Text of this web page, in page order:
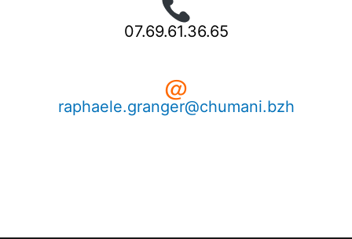
07.69.61.36.65
＠
raphaele.granger@chumani.bzh